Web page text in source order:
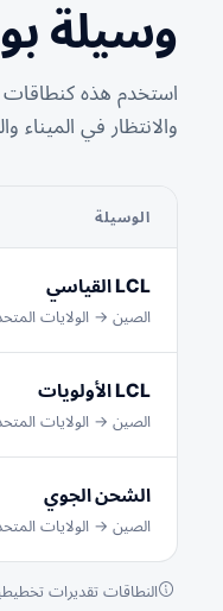
وسيلة
استخدم هذه كنطاقات
والانتظار في الميناء
الوسيلة
LCL القياسي
الصين → الولايات
LCL الأولويات
الصين → الولايات
الشحن الجوي
الصين → الولايات
النطاقات تقديرات